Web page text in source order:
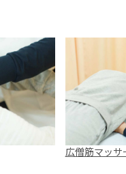
広僧筋マッサ